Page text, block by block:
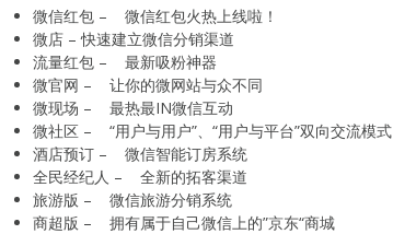
微信红包 – 微信红包火热上线啦！
微店 – 快速建立微信分销渠道
流量红包 – 最新吸粉神器
微官网 – 让你的微网站与众不同
微现场 – 最热最IN微信互动
微社区 – “用户与用户”、“用户与平台”双向交流模式
酒店预订 – 微信智能订房系统
全民经纪人 – 全新的拓客渠道
旅游版 – 微信旅游分销系统
商超版 – 拥有属于自己微信上的”京东“商城